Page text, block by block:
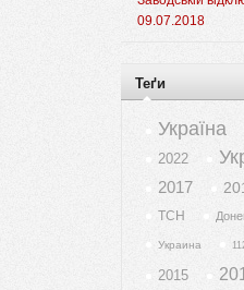
09.07.2018
Теґи
Україна
2022
2017
ТСН
Украина
2015